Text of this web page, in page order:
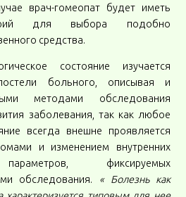
врач-гомеопат будет иметь
для выбора подобно
средства.
состояние изучается
больного, описывая и
методами обследования
заболевания, так как любое
всегда внешне проявляется
и изменением внутренних
фиксируемых
обследования. « Болезнь как